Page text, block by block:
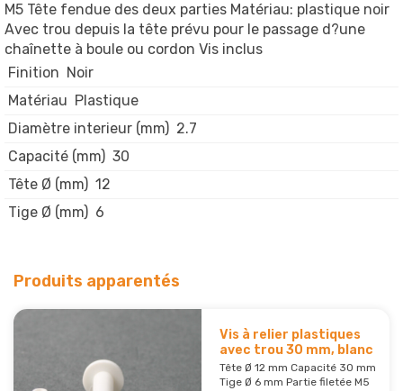
M5 Tête fendue des deux parties Matériau: plastique noir
Avec trou depuis la tête prévu pour le passage d?une
chaînette à boule ou cordon Vis inclus
Finition Noir
Matériau Plastique
Diamètre interieur (mm) 2.7
Capacité (mm) 30
Tête Ø (mm) 12
Tige Ø (mm) 6
Produits apparentés
Vis à relier plastiques
avec trou 30 mm, blanc
Tête Ø 12 mm Capacité 30 mm
Tige Ø 6 mm Partie filetée M5